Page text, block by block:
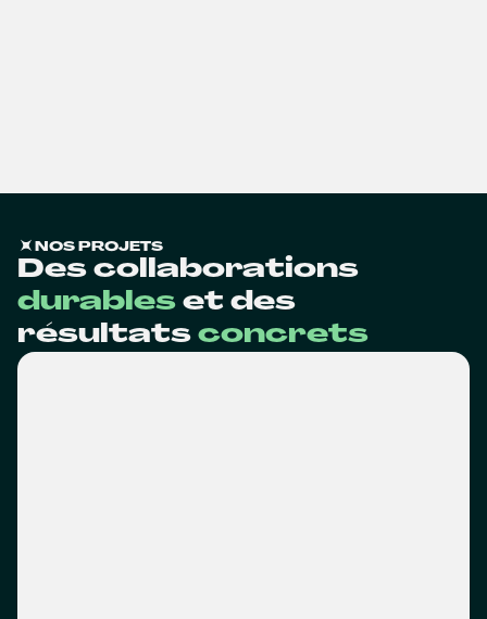
NOS PROJETS
Des collaborations
durables et des
résultats concrets